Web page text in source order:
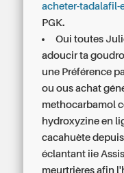
acheter-tadalafil-
PGK.
Oui toutes
adoucir ta
une Préférence
ou ous achat
methocarbamol
hydroxyzine en
cacahuète
éclantant iie
meurtrières afin